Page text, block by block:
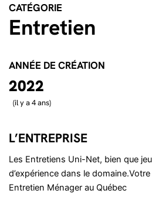
CATÉGORIE
Entretien
ANNÉE DE CRÉATION
2022
(il y a 4 ans)
L’ENTREPRISE
Les Entretiens Uni-Net, bien que
d’expérience dans le
Entretien Ménager au Québec